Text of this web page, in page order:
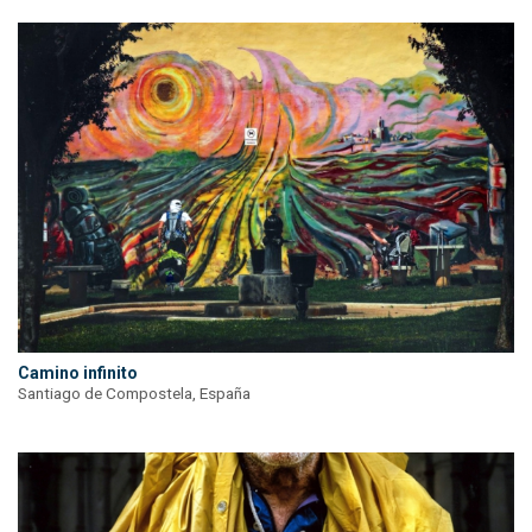
Camino infinito
Santiago de Compostela, España